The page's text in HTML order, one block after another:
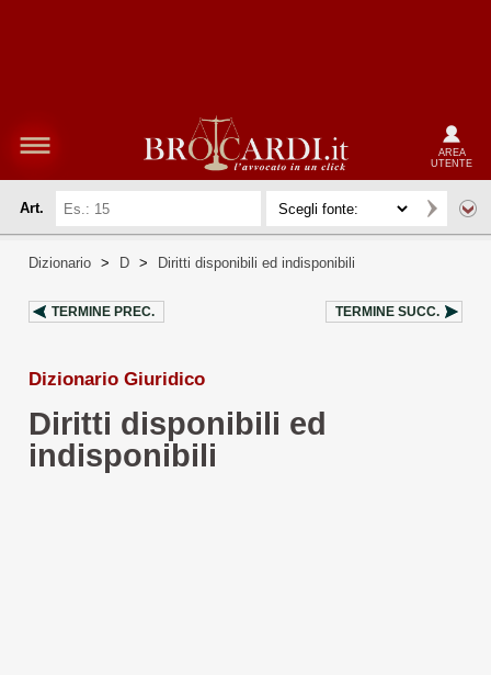
AREA
UTENTE
Art.
Dizionario > D > Diritti disponibili ed indisponibili
TERMINE PREC. TERMINE SUCC.
Dizionario Giuridico
Diritti disponibili ed
indisponibili